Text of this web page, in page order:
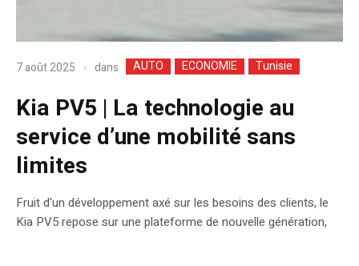
7 août 2025 dans AUTO ECONOMIE Tunisie
Kia PV5 | La technologie au
service d’une mobilité sans
limites
Fruit d'un développement axé sur les besoins des clients, le
Kia PV5 repose sur une plateforme de nouvelle génération,